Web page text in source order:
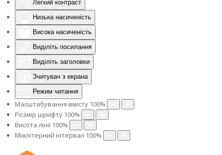
Легкий контраст
Низька насиченість
Висока насиченість
Виділіть посилання
Виділіть заголовки
Зчитувач з екрана
Режим читання
Масштабування вмісту 100%
Розмір шрифту 100%
Висота лінії 100%
Міжлітерний інтервал 100%